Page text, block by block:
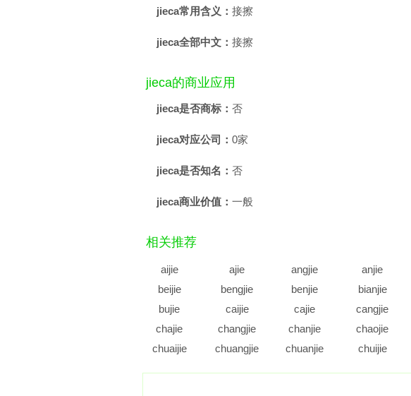
jieca常用含义： 接擦
jieca全部中文： 接擦
jieca的商业应用
jieca是否商标： 否
jieca对应公司： 0家
jieca是否知名： 否
jieca商业价值： 一般
相关推荐
aijie ajie angjie anjie
beijie
bengjie benjie bianjie
bujie
caijie cajie cangjie
chajie
changjie chanjie chaojie
chuaijie
chuangjie chuanjie chuijie